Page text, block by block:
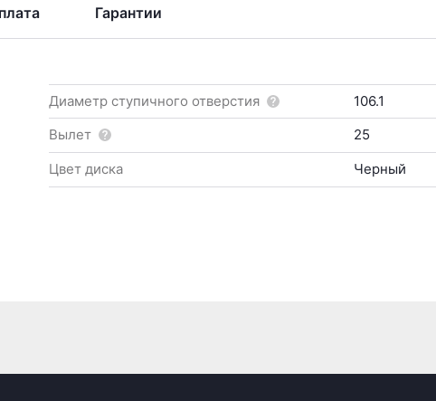
Гарантии
Диаметр ступичного отверстия
106.1
Вылет
25
Цвет диска
Черный